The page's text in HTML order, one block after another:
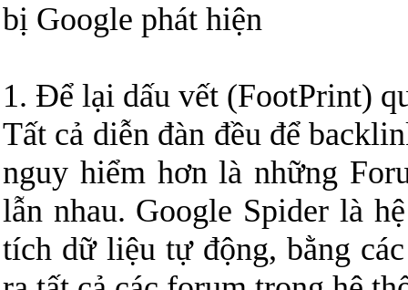
bị Google phát hiện
1. Để lại dấu vết (FootPrint)
Tất cả diễn đàn đều để
nguy hiểm hơn là những
lẫn nhau. Google Spider là
tích dữ liệu tự động, bằng